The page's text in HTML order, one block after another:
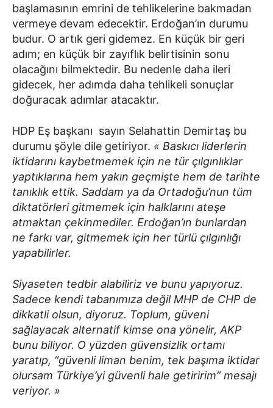
başlamasının emrini de tehlikelerine bakmadan
vermeye devam edecektir. Erdoğan’ın durumu
budur. O artık geri gidemez. En küçük bir geri
adım; en küçük bir zayıflık belirtisinin sonu
olacağını bilmektedir. Bu nedenle daha ileri
gidecek, her adımda daha tehlikeli sonuçlar
doğuracak adımlar atacaktır.
HDP Eş başkanı sayın Selahattin Demirtaş bu
durumu şöyle dile getiriyor. « Baskıcı liderlerin
iktidarını kaybetmemek için ne tür çılgınlıklar
yaptıklarına hem yakın geçmişte hem de tarihte
tanıklık ettik. Saddam ya da Ortadoğu’nun tüm
diktatörleri gitmemek için halklarını ateşe
atmaktan çekinmediler. Erdoğan’ın bunlardan
ne farkı var, gitmemek için her türlü çılgınlığı
yapabilirler.
Siyaseten tedbir alabiliriz ve bunu yapıyoruz.
Sadece kendi tabanımıza değil MHP de CHP de
dikkatli olsun, diyoruz. Toplum, güveni
sağlayacak alternatif kimse ona yönelir, AKP
bunu biliyor. O yüzden güvensizlik ortamı
yaratıp, “güvenli liman benim, tek başıma iktidar
olursam Türkiye’yi güvenli hale getiririm” mesajı
veriyor. »